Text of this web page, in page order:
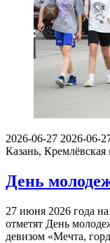
2026-06-27 2026-06-
Казань, Кремлёвская
День
27 июня 2026 года
отметят День
девизом «Мечта,